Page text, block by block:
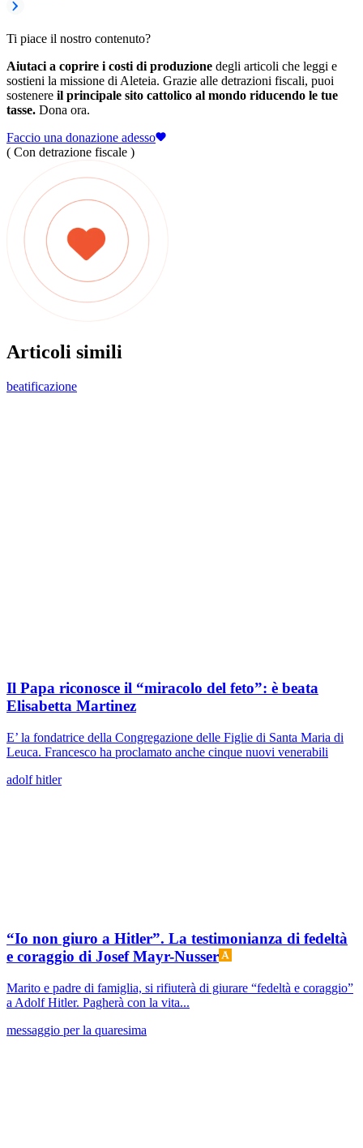
Ti piace il nostro contenuto?
Aiutaci a coprire i costi di produzione degli articoli che leggi e
sostieni la missione di Aleteia. Grazie alle detrazioni fiscali, puoi
sostenere il principale sito cattolico al mondo riducendo le tue
tasse. Dona ora.
Faccio una donazione adesso
( Con detrazione fiscale )
Articoli simili
beatificazione
Il Papa riconosce il “miracolo del feto”: è beata
Elisabetta Martinez
E’ la fondatrice della Congregazione delle Figlie di Santa Maria di
Leuca. Francesco ha proclamato anche cinque nuovi venerabili
adolf hitler
“Io non giuro a Hitler”. La testimonianza di fedeltà
e coraggio di Josef Mayr-Nusser
Marito e padre di famiglia, si rifiuterà di giurare “fedeltà e coraggio”
a Adolf Hitler. Pagherà con la vita...
messaggio per la quaresima